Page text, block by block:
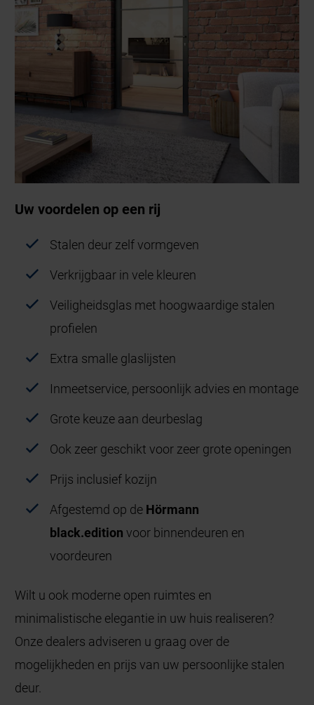
Uw voordelen op een rij
Stalen deur zelf vormgeven
Verkrijgbaar in vele kleuren
Veiligheidsglas met hoogwaardige stalen
profielen
Extra smalle glaslijsten
Inmeetservice, persoonlijk advies en montage
Grote keuze aan deurbeslag
Ook zeer geschikt voor zeer grote openingen
Prijs inclusief kozijn
Afgestemd op de Hörmann
black.edition voor binnendeuren en
voordeuren
Wilt u ook moderne open ruimtes en
minimalistische elegantie in uw huis realiseren?
Onze dealers adviseren u graag over de
mogelijkheden en prijs van uw persoonlijke stalen
deur.